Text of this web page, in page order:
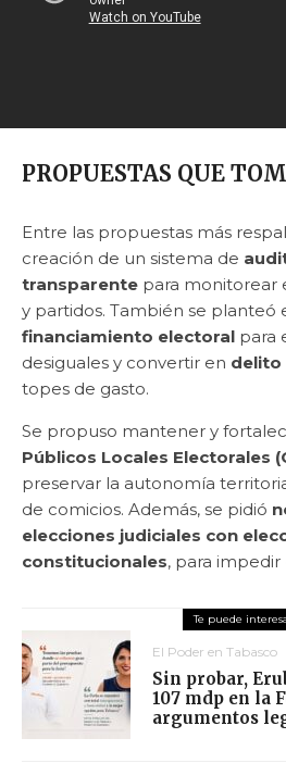
PROPUESTAS QUE
Entre las propuestas más
creación de un sistema de
transparente para monitorear
y partidos. También se planteó
financiamiento electoral para
desiguales y convertir en delito
topes de gasto.
Se propuso mantener y
Públicos Locales Electorales
preservar la autonomía
de comicios. Además, se pidió
elecciones judiciales con
constitucionales, para impedir
El Poder en Tabasco
Sin probar,
107 mdp en la
argumentos